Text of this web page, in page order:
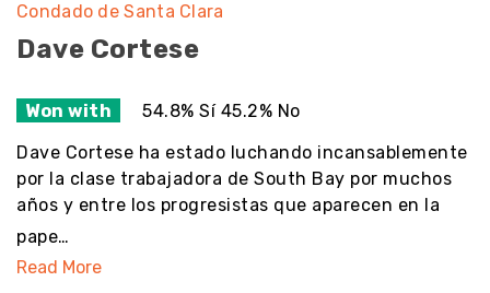
Condado de Santa Clara
Dave Cortese
Won with 54.8% Sí 45.2% No
Dave Cortese ha estado luchando incansablemente
por la clase trabajadora de South Bay por muchos
años y entre los progresistas que aparecen en la
pape…
Read More